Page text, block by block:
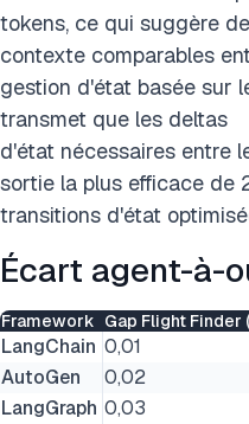
tokens, ce qui suggère
contexte comparables
gestion d'état basée sur
transmet que les deltas
d'état nécessaires entre
sortie la plus efficace de
transitions d'état
Écart agent-à-
Framework Gap Flight Finder
LangChain 0,01
AutoGen
0,02
LangGraph 0,03